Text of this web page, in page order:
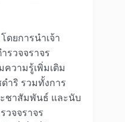
ดยการนำเจ้า
รวจจราจร
ความรู้เพิ่มเติม
ำริ รวมทั้งการ
ชาสัมพันธ์ และนับ
วจจราจร